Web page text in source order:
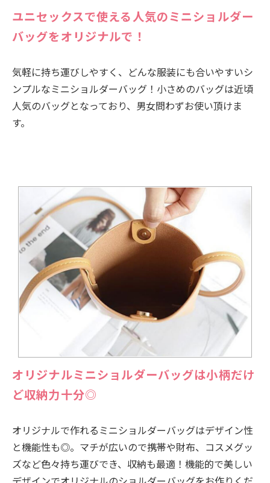
ユニセックスで使える人気のミニショルダー
バッグをオリジナルで！
気軽に持ち運びしやすく、どんな服装にも合いやすいシ
ンプルなミニショルダーバッグ！小さめのバッグは近頃
人気のバッグとなっており、男女問わずお使い頂けま
す。
オリジナルミニショルダーバッグは小柄だけ
ど収納力十分◎
オリジナルで作れるミニショルダーバッグはデザイン性
と機能性も◎。マチが広いので携帯や財布、コスメグッ
ズなど色々持ち運びでき、収納も最適！機能的で美しい